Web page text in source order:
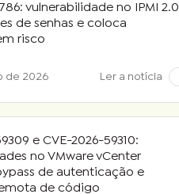
vulnerabilidade no IPMI 2.0
de senhas e coloca
risco
de 2026 Ler a notícia
e CVE-2026-59310:
no VMware vCenter
de autenticação e
de código